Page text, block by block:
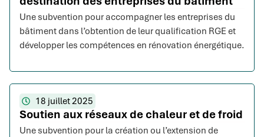
Une subvention pour accompagner les entreprises du
bâtiment dans l’obtention de leur qualification RGE et
développer les compétences en rénovation énergétique.
18 juillet 2025
Soutien aux réseaux de chaleur et de froid
Une subvention pour la création ou l’extension de